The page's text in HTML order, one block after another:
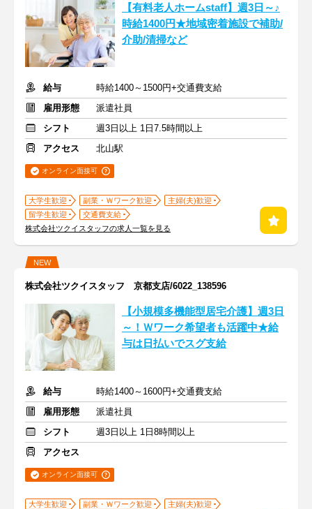
【有料老人ホームstaff】週3日～♪
時給1400円★地域密着施設で補助/
介助/清掃など
給与
時給1400～1500円+交通費支給
雇用形態
派遣社員
シフト
週3日以上 1日7.5時間以上
アクセス
北山駅
オンライン面接可
大学生歓迎 副業・Ｗワーク歓迎
主婦(夫)歓迎
留学生歓迎
交通費支給
株式会社ツクイスタッフの求人一覧を見る
NEW
株式会社ツクイスタッフ 京都支店/6022_138596
【小規模多機能型居宅介護】週3日
～！Ｗワーク希望者も活躍中★給
与は日払いでスグ支給
給与
時給1400～1600円+交通費支給
雇用形態
派遣社員
シフト
週3日以上 1日8時間以上
アクセス
オンライン面接可
大学生歓迎 副業・Ｗワーク歓迎
主婦(夫)歓迎